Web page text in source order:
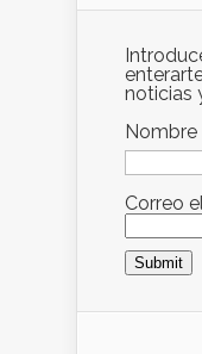
noticias
Nombre
Correo